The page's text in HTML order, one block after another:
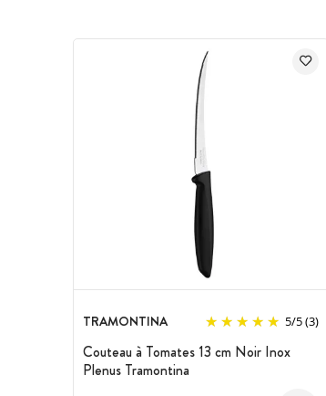
TRAMONTINA 5/5(3)
Couteau à Tomates 13 cm Noir Inox
Plenus Tramontina